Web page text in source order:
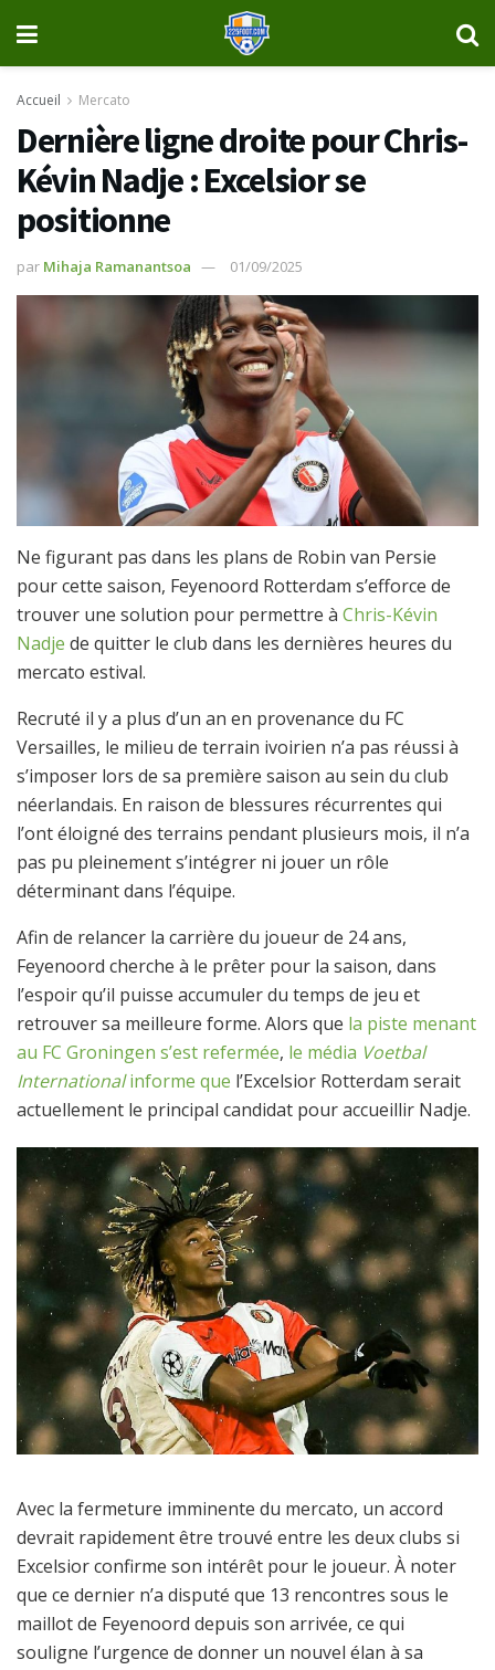
Accueil Mercato
Dernière ligne droite pour Chris-
Kévin Nadje : Excelsior se
positionne
par Mihaja Ramanantsoa 01/09/2025
Ne figurant pas dans les plans de Robin van Persie
pour cette saison, Feyenoord Rotterdam s’efforce de
trouver une solution pour permettre à Chris-Kévin
Nadje de quitter le club dans les dernières heures du
mercato estival.
Recruté il y a plus d’un an en provenance du FC
Versailles, le milieu de terrain ivoirien n’a pas réussi à
s’imposer lors de sa première saison au sein du club
néerlandais. En raison de blessures récurrentes qui
l’ont éloigné des terrains pendant plusieurs mois, il n’a
pas pu pleinement s’intégrer ni jouer un rôle
déterminant dans l’équipe.
Afin de relancer la carrière du joueur de 24 ans,
Feyenoord cherche à le prêter pour la saison, dans
l’espoir qu’il puisse accumuler du temps de jeu et
retrouver sa meilleure forme. Alors que la piste menant
au FC Groningen s’est refermée, le média Voetbal
Internationalinforme que l’Excelsior Rotterdam serait
actuellement le principal candidat pour accueillir Nadje.
Avec la fermeture imminente du mercato, un accord
devrait rapidement être trouvé entre les deux clubs si
Excelsior confirme son intérêt pour le joueur. À noter
que ce dernier n’a disputé que 13 rencontres sous le
maillot de Feyenoord depuis son arrivée, ce qui
souligne l’urgence de donner un nouvel élan à sa